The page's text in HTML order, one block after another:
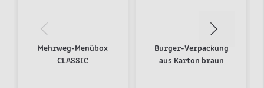
Mehrweg-Menübox
CLASSIC
Burger-Verpackung
aus Karton braun